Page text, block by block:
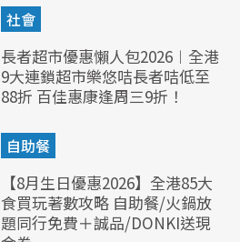
社會
長者超市優惠懶人包2026︱全港
9大連鎖超市樂悠咭長者咭低至
88折 百佳惠康逢周三9折！
自助餐
【8月生日優惠2026】全港85大
食買玩著數攻略 自助餐/火鍋放
題同行免費＋誠品/DONKI送現